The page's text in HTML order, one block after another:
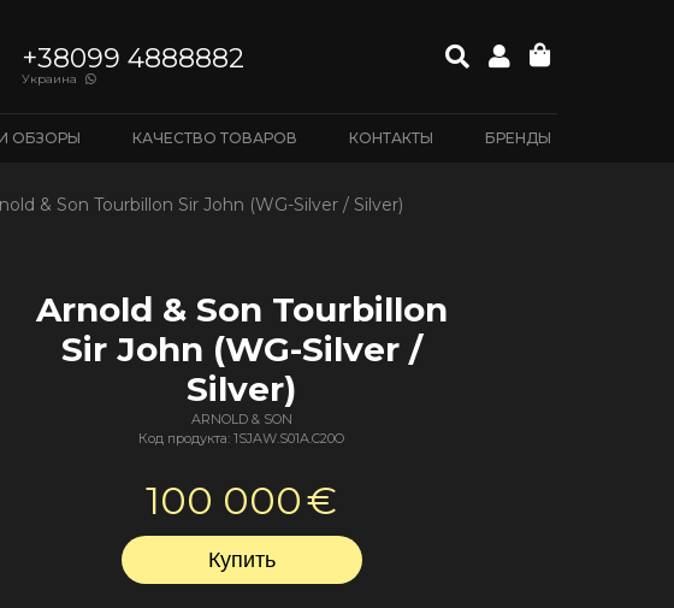
+38099 4888882
Украина
ОБЗОРЫ КАЧЕСТВО ТОВАРОВ КОНТАКТЫ БРЕНДЫ
& Son Tourbillon Sir John (WG-Silver / Silver)
Arnold & Son Tourbillon
Sir John (WG-Silver /
Silver)
ARNOLD & SON
Код продукта: 1SJAW.S01A.C20O
100 000€